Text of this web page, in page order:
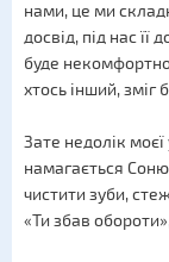
нами, це ми
досвід, під нас
буде
хтось інший, зміг
Зате недолік
намагається
чистити зуби,
«Ти збав